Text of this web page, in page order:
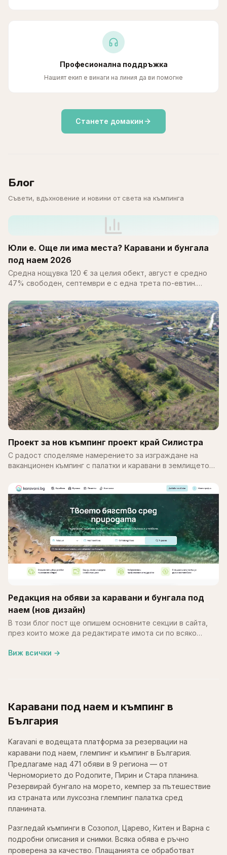
Професионална поддръжка
Нашият екип е винаги на линия да ви помогне
Станете домакин
Блог
Съвети, вдъхновение и новини от света на къмпинга
Юли е. Още ли има места? Каравани и бунгала
под наем 2026
Средна нощувка 120 € за целия обект, август е средно
47% свободен, септември е с една трета по-евтин.
по Черноморието 2026.
Проект за нов къмпинг проект край Силистра
С радост споделяме намерението за изграждане на
ваканционен къмпинг с палатки и каравани в землището
терен…
Редакция на обяви за каравани и бунгала под
наем (нов дизайн)
В този блог пост ще опишем основните секции в сайта,
през които може да редактирате имота си по всяко
системата…
Виж всички →
Каравани под наем и къмпинг в
България
Karavani е водещата платформа за резервации на
каравани под наем, глемпинг и къмпинг в България.
Предлагаме над 471 обяви в 9 региона — от
Черноморието до Родопите, Пирин и Стара планина.
Резервирай бунгало на морето, кемпер за пътешествие
из страната или луксозна глемпинг палатка сред
планината.
Разгледай къмпинги в Созопол, Царево, Китен и Варна с
подробни описания и снимки. Всяка обява е ръчно
проверена за качество. Плащанията се обработват